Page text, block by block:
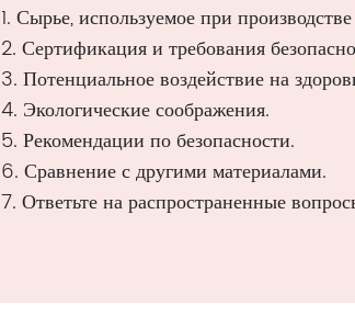
1. Сырье, используемое при
2. Сертификация и требования
3. Потенциальное воздействие на
4. Экологические соображения.
5. Рекомендации по безопасности.
6. Сравнение с другими материалами.
7. Ответьте на распространенные